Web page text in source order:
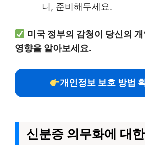
니, 준비해두세요.
미국 정부의 감청이 당신의
영향을 알아보세요.
개인정보 보호 방법
신분증 의무화에 대